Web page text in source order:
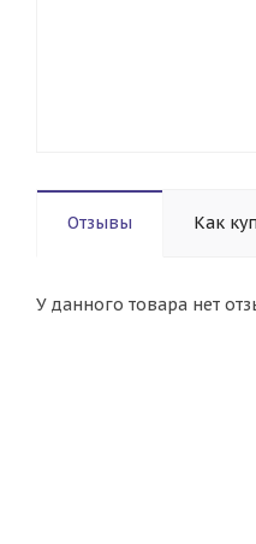
Отзывы Как
У данного товара нет